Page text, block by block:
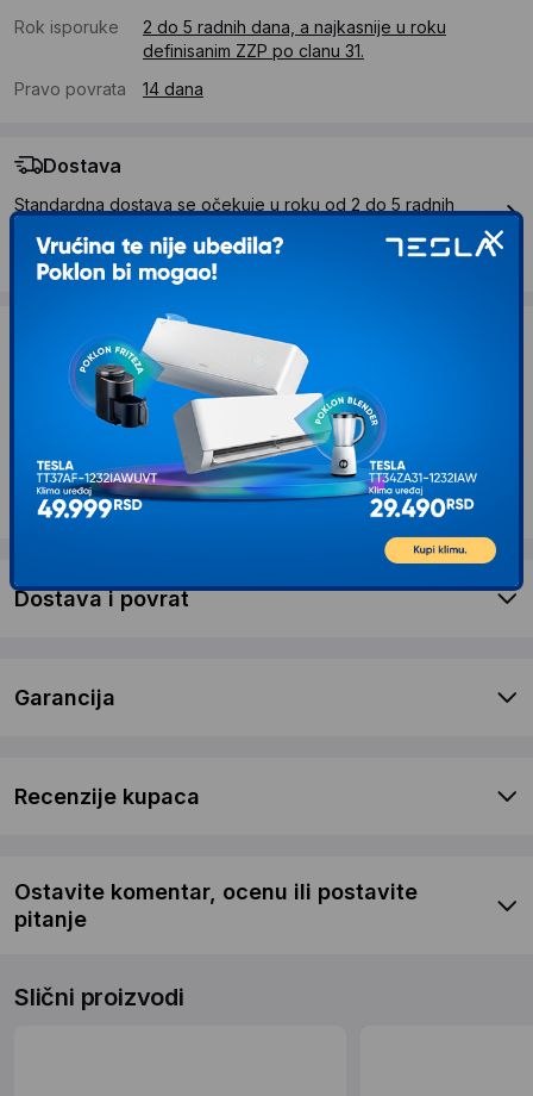
Rok isporuke
2 do 5 radnih dana, a najkasnije u roku
definisanim ZZP po clanu 31.
Pravo povrata
14 dana
Dostava
Standardna dostava se očekuje u roku od 2 do 5 radnih
dana
Troskovi dostave 490 RSD
Želite li ponudu za firmu?
Kontaktirajte nas
Opis proizvoda GEMBIRD FLD-USB-05
Gembird Ekstern FFD USB1.1 3.5 Floppy Disk
Drive
Dostava i povrat
Garancija
Recenzije kupaca
Ostavite komentar, ocenu ili postavite
pitanje
Slični proizvodi